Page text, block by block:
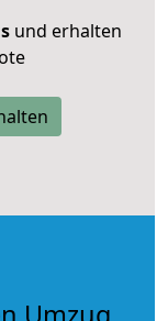
und erhalten